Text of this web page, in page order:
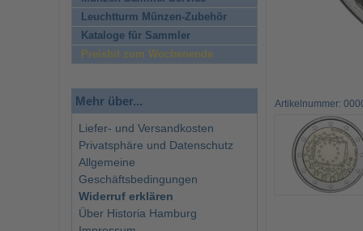
Artikelnummer:
Leuchtturm Münzen-Zubehör
Kataloge für Sammler
Preishit zum Wochenende
Mehr über...
Liefer- und Versandkosten
Privatsphäre und Datenschutz
Allgemeine
Geschäftsbedingungen
Widerruf erklären
Über Historia Hamburg